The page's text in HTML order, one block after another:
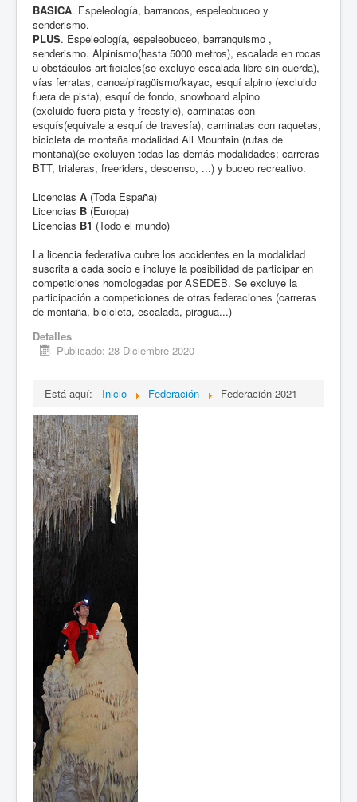
BASICA. Espeleología, barrancos, espeleobuceo y
senderismo.
PLUS. Espeleología, espeleobuceo, barranquismo ,
senderismo. Alpinismo(hasta 5000 metros), escalada en rocas
u obstáculos artificiales(se excluye escalada libre sin cuerda),
vías ferratas, canoa/piragüismo/kayac, esquí alpino (excluido
fuera de pista), esquí de fondo, snowboard alpino
(excluido fuera pista y freestyle), caminatas con
esquís(equivale a esquí de travesía), caminatas con raquetas,
bicicleta de montaña modalidad All Mountain (rutas de
montaña)(se excluyen todas las demás modalidades: carreras
BTT, trialeras, freeriders, descenso, ...) y buceo recreativo.
Licencias A (Toda España)
Licencias B (Europa)
Licencias B1 (Todo el mundo)
La licencia federativa cubre los accidentes en la modalidad
suscrita a cada socio e incluye la posibilidad de participar en
competiciones homologadas por ASEDEB. Se excluye la
participación a competiciones de otras federaciones (carreras
de montaña, bicicleta, escalada, piragua...)
Detalles
Publicado: 28 Diciembre 2020
Está aquí: Inicio Federación Federación 2021